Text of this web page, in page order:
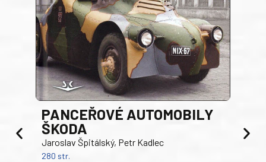
PANCEŘOVÉ AUTOMOBILY
ŠKODA
Jaroslav Špitálský, Petr Kadlec
280 str.